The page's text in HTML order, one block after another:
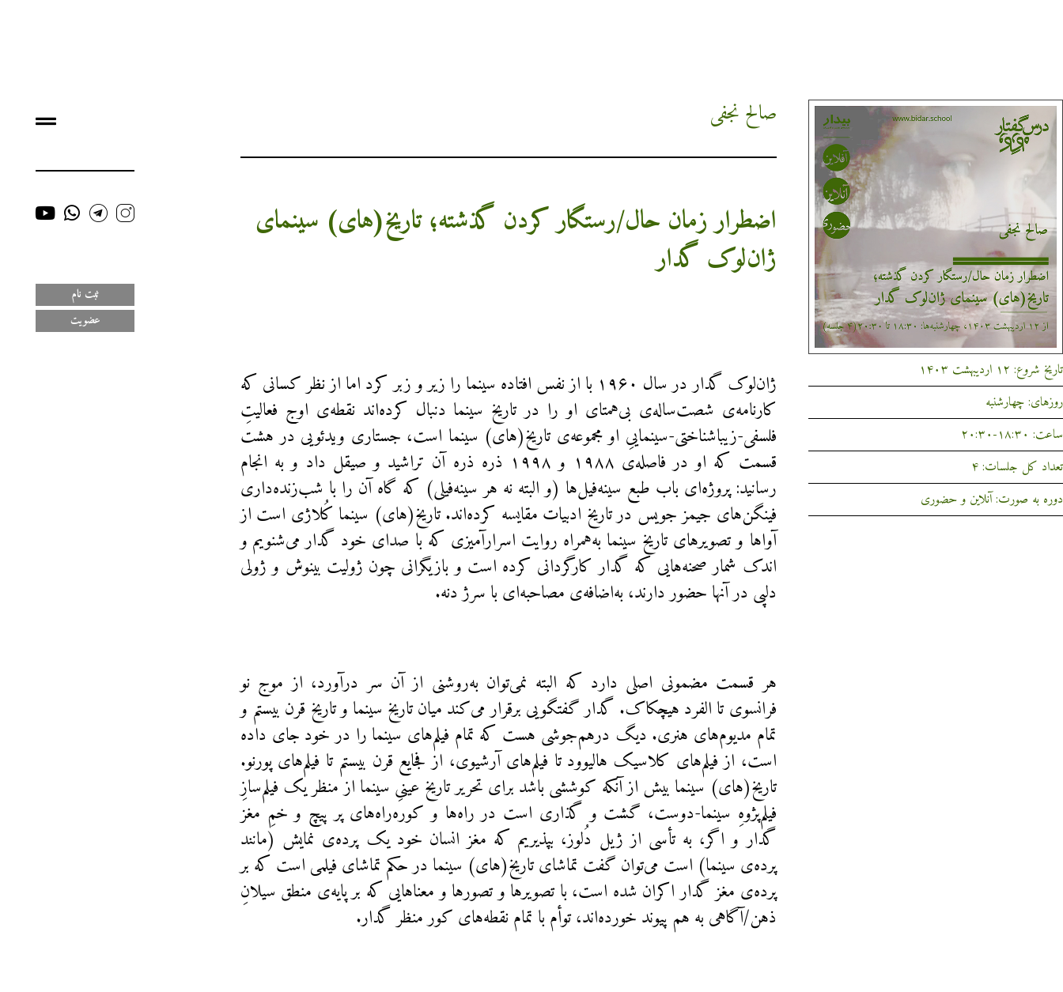
صالح نجفی
اضطرار زمان حال/رستگار کردن گذشته؛ تاریخ‌(های) سینمای
ژان‌لوک گدار
تاریخ شروع: ۱۲ اردیبهشت ۱۴۰۳
روزهای: چهارشنبه
ساعت: ۱۸:۳۰-۲۰:۳۰
تعداد کل جلسات: ۴
دوره به صورت: آنلاین و حضوری
ژان‌لوک گدار در سال ۱۹۶۰ با از نفس افتاده سینما را زیر و زبر کرد اما از نظر کسانی که
کارنامه‌ی شصت‌ساله‌ی بی‌همتای او را در تاریخ سینما دنبال کرده‌اند نقطه‌ی اوج فعالیتِ
فلسفی-زیباشناختی-سینماییِ او مجموعه‌ی‌ تاریخ(های) سینما است، جستاری ویدئویی در هشت
قسمت که او در فاصله‌ی ۱۹۸۸ و ۱۹۹۸ ذره ذره آن تراشید و صیقل داد و به انجام
رسانید: پروژه‌ای باب طبع سینه‌فیل‌ها (و البته نه هر سینه‌فیلی) که گاه آن را با شب‌زنده‌داری
فینگن‌های جیمز جویس در تاریخ ادبیات مقایسه کرده‌اند. تاریخ‌(های) سینما کُلاژی است از
آواها و تصویرهای تاریخ سینما به‌همراه روایت اسرارآمیزی که با صدای خود گدار می‌شنویم و
اندک شمار صحنه‌هایی که گدار کارگردانی کرده است و بازیگرانی چون ژولیت بینوش و ژولی
دلپی در آنها حضور دارند، به‌اضافه‌ی مصاحبه‌ای با سرژ دنه.
هر قسمت مضمونی اصلی دارد که البته نمی‌توان به‌روشنی از آن سر درآورد، از موج نو
فرانسوی تا الفرد هیچکاک. گدار گفتگویی برقرار می‌کند میان تاریخ سینما و تاریخ قرن بیستم و
تمام مدیوم‌های هنری. دیگ درهم‌جوشی هست که تمام فیلم‌های سینما را در خود جای داده
است، از فیلم‌های کلاسیک هالیوود تا فیلم‌های آرشیوی، از فجایع قرن بیستم تا فیلم‌های پورنو.
تاریخ‌(های) سینما بیش از آنکه کوششی باشد برای تحریر تاریخ عینیِ سینما از منظر یک فیلم‌سازِ
فیلم‌پژوهِ سینما-دوست، گشت و گذاری است در راه‌ها و کوره‌راه‌های پر پیچ و خمِ مغز
گدار و اگر، به تأسی از ژیل دُلوز، بپذیریم که مغز انسان خود یک پرده‌ی نمایش (مانند
پرده‌ی سینما) است می‌توان گفت تماشای تاریخ‌(های) سینما در حکم تماشای فیلمی است که بر
پرده‌ی مغز گدار اکران شده است، با تصویرها و تصورها و معناهایی که بر پایه‌ی منطق سیلانِ
ذهن/آگاهی به هم پیوند خورده‌اند، توأم با تمام نقطه‌های کور منظر گدار.
ثبت نام
عضویت